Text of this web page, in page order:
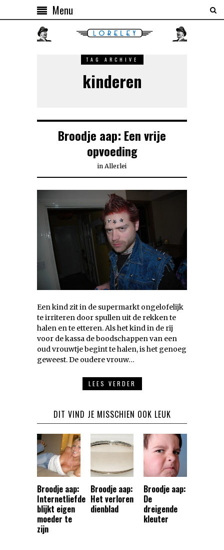
Menu
TAG ARCHIVE
kinderen
Broodje aap: Een vrije
opvoeding
in Allerlei
Een kind zit in de supermarkt ongelofelijk
te irriteren door spullen uit de rekken te
halen en te etteren. Als het kind in de rij
voor de kassa de boodschappen van een
oud vrouwtje begint te halen, is het genoeg
geweest. De oudere vrouw…
LEES VERDER
DIT VIND JE MISSCHIEN OOK LEUK
Broodje aap:
Internetliefde
blijkt eigen
moeder te
zijn
Broodje aap:
Het verloren
dienblad
Broodje aap:
De
dreigende
kleuter